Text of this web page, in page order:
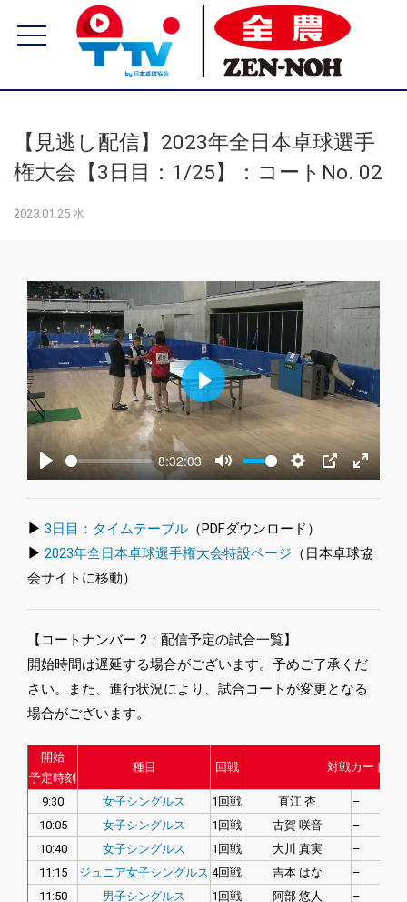
【見逃し配信】2023年全日本卓球選手
権大会【3日目：1/25】：コートNo. 02
2023.01.25 水
Play
8:32:03
Mute Settings
PIP Enter
Play
▶ 3日目：タイムテーブル （PDFダウンロード）
▶ 2023年全日本卓球選手権大会特設ページ （日本卓球協
会サイトに移動）
【コートナンバー 2：配信予定の試合一覧】
開始時間は遅延する場合がございます。予めご了承くだ
さい。また、進行状況により、試合コートが変更となる
場合がございます。
開始
予定時刻
種目 回戦 対戦カード
9:30 女子シングルス 1回戦 直江 杏 –
10:05
女子シングルス 1回戦 古賀 咲音 –
10:40
女子シングルス 1回戦 大川 真実 –
11:15
ジュニア女子シングルス 4回戦 吉本 はな –
11:50
男子シングルス 1回戦 阿部 悠人 –